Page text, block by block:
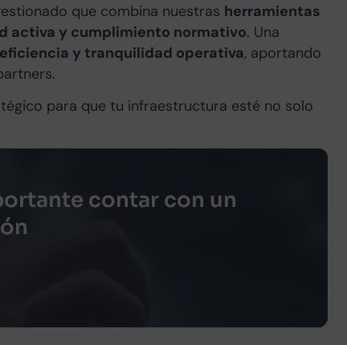
que combina nuestras herramientas
activa y cumplimiento normativo. Una
y tranquilidad operativa, aportando
para que tu infraestructura esté no solo
contar con un